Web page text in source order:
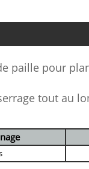
paille pour
tout au